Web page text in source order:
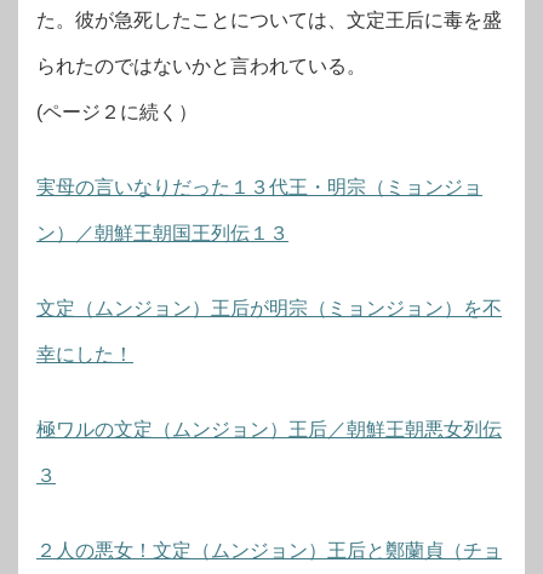
た。彼が急死したことについては、文定王后に毒を盛
られたのではないかと言われている。
(ページ２に続く）
実母の言いなりだった１３代王・明宗（ミョンジョ
ン）／朝鮮王朝国王列伝１３
文定（ムンジョン）王后が明宗（ミョンジョン）を不
幸にした！
極ワルの文定（ムンジョン）王后／朝鮮王朝悪女列伝
３
２人の悪女！文定（ムンジョン）王后と鄭蘭貞（チョ